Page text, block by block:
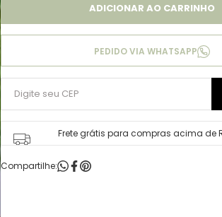
ADICIONAR AO CARRINHO
PEDIDO VIA WHATSAPP
Frete grátis para compras acima de
Compartilhe: